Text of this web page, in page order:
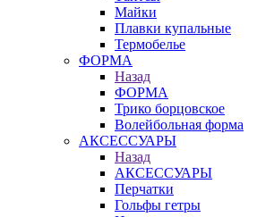
Майки
Плавки купальные
Термобелье
ФОРМА
Назад
ФОРМА
Трико борцовское
Волейбольная форма
АКСЕССУАРЫ
Назад
АКСЕССУАРЫ
Перчатки
Гольфы гетры